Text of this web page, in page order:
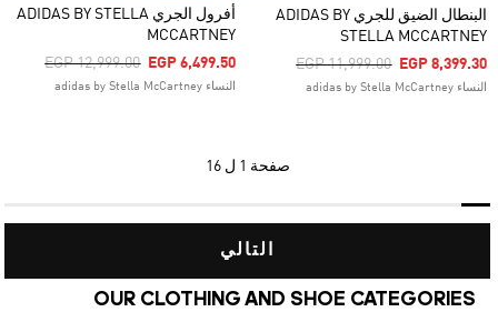
البنطال الضيق للجري ADIDAS BY
STELLA MCCARTNEY
Price Reduced From
EGP 11,999.00ToEGP 8,399.30
النساء adidas by Stella McCartney
أفرول الجري ADIDAS BY STELLA
MCCARTNEY
Price Reduced From
EGP 12,999.00ToEGP 6,499.50
النساء adidas by Stella McCartney
صفحة 1 ل 16
التالي
OUR CLOTHING AND SHOE CATEGORIES